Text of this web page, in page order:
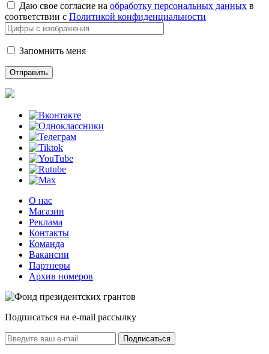
Даю свое согласие на обработку персональных данных в
соответствии с Политикой конфиденциальности
Запомнить меня
О нас
Магазин
Реклама
Контакты
Команда
Вакансии
Партнеры
Архив номеров
Подписаться на e-mail рассылку
Подписаться